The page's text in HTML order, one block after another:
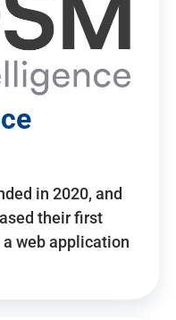
in 2020, and
their first
web application